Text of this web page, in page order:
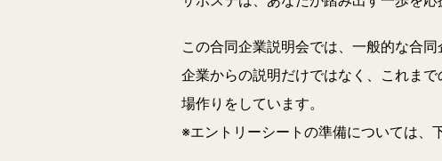
この合同企業説明会では、一般的な合同
企業からの説明だけではなく、これま
場作りをしています。
※エントリーシートの準備については、